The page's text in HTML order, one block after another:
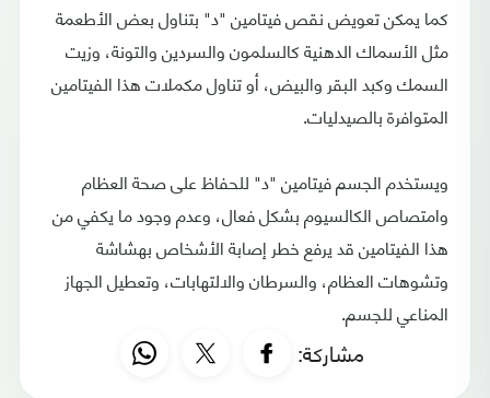
كما يمكن تعويض نقص فيتامين "د" بتناول بعض الأطعمة
مثل الأسماك الدهنية كالسلمون والسردين والتونة، وزيت
السمك وكبد البقر والبيض، أو تناول مكملات هذا الفيتامين
المتوافرة بالصيدليات.
ويستخدم الجسم فيتامين "د" للحفاظ على صحة العظام
وامتصاص الكالسيوم بشكل فعال، وعدم وجود ما يكفي من
هذا الفيتامين قد يرفع خطر إصابة الأشخاص بهشاشة
وتشوهات العظام، والسرطان والالتهابات، وتعطيل الجهاز
المناعي للجسم.
مشاركة: